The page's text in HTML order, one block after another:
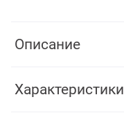
Описание
Характеристики